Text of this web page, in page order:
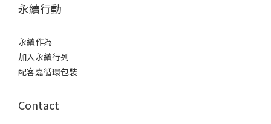
永續行動
永續作為
加入永續行列
配客嘉循環包裝
Contact